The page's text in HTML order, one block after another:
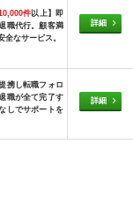
件以上】即
職代行。顧客満
全なサービス。
詳細
携し転職フォロ
職が全て完了す
しでサポートを
詳細